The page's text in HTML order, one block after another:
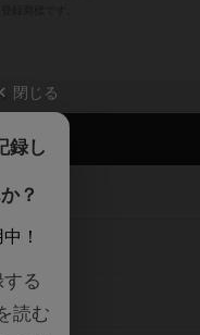
閉じる
録し
？
！
る
読む